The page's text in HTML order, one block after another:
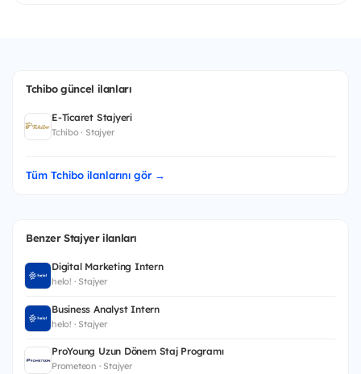
Tchibo güncel ilanları
E-Ticaret Stajyeri
Tchibo · Stajyer
Tüm Tchibo ilanlarını gör →
Benzer Stajyer ilanları
Digital Marketing Intern
helo! · Stajyer
Business Analyst Intern
helo! · Stajyer
ProYoung Uzun Dönem Staj Programı
Prometeon · Stajyer